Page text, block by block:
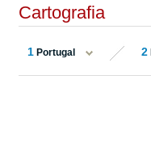
Cartografia
1 Portugal 2